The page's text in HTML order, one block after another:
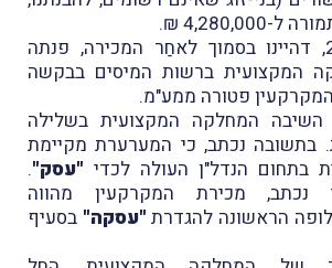
₪.
ביום 29.12.2019, דהיינו בסמוך לאחַר המכירה, פנתה
המקצועית ברשות המיסים בבקשה
פטורה ממע"מ.
ביום 12.2.2020 השיבה המחלקה המקצועית בשלילה
בתשובה נכתב, כי המערערת מקיימת
בתחום הנדל"ן העולה לכדי "עסק".
מכירת המקרקעין מהווה
הראשונה להגדרת "עסקה" בסעיף